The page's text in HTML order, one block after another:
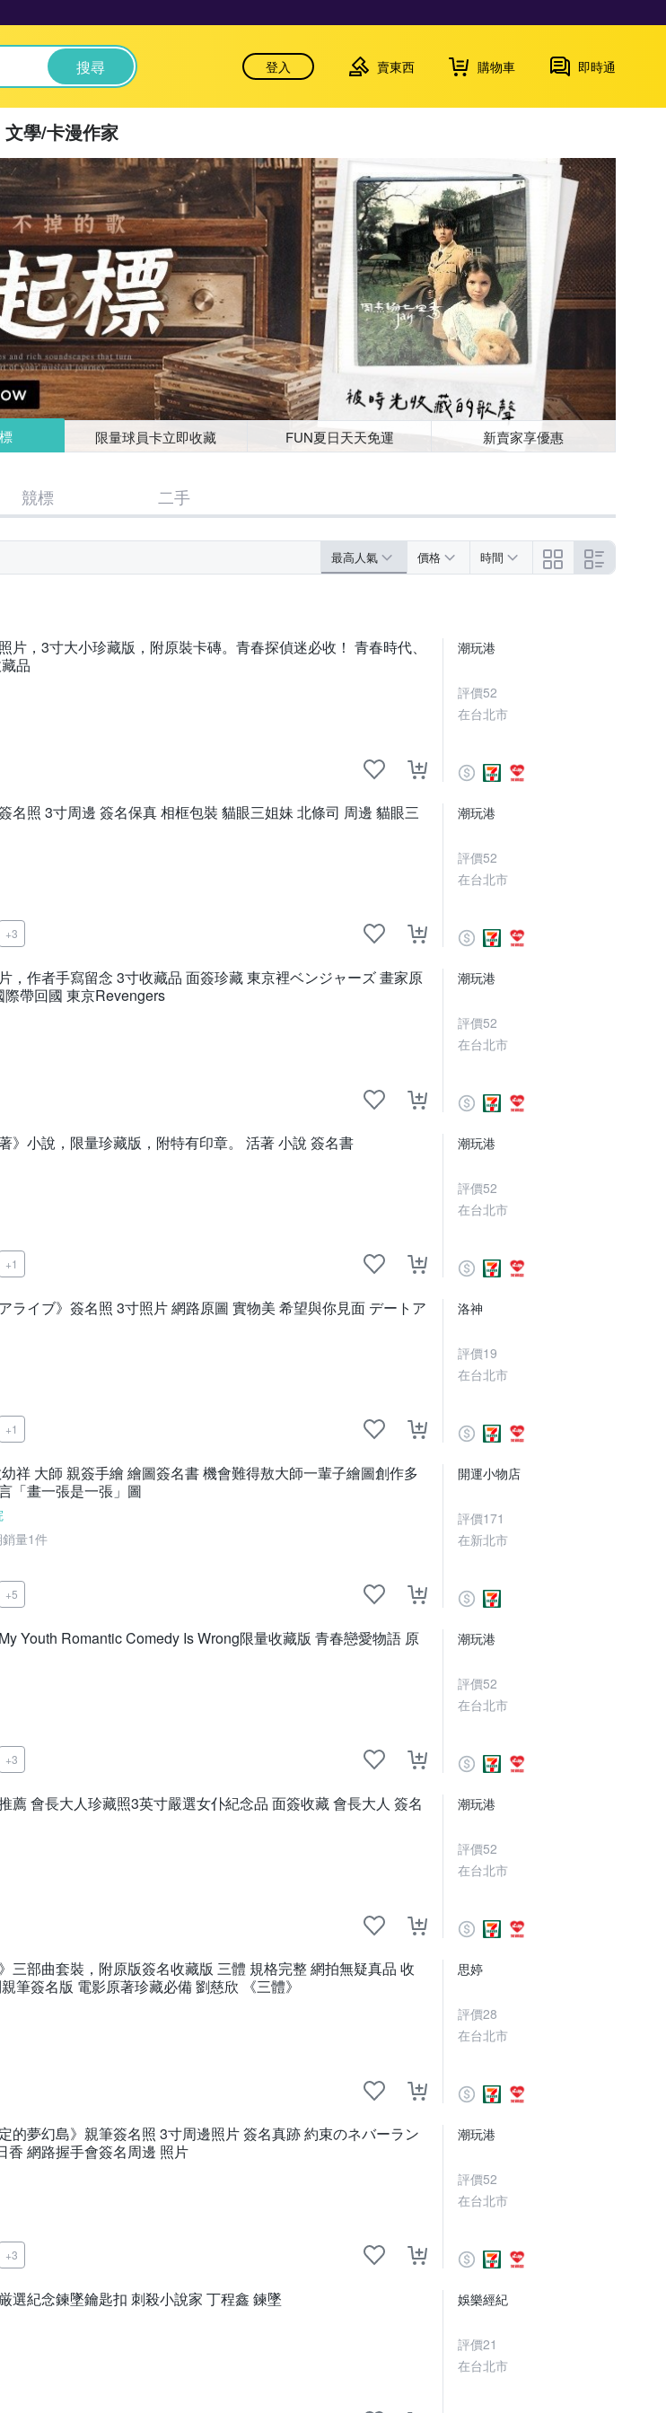
搜尋 登入 賣東西 購物車 即時通
文學/卡漫作家
限量球員卡立即收藏 FUN夏日天天免運 新賣家享優惠
競標 二手
最高人氣 價格 時間
片，3寸大小珍藏版，附原裝卡磚。青春探偵迷必收！ 青春時代、
品
潮玩港
評價52
在台北市
名照 3寸周邊 簽名保真 相框包裝 貓眼三姐妹 北條司 周邊 貓眼三
+3
潮玩港
評價52
在台北市
，作者手寫留念 3寸收藏品 面簽珍藏 東京裡ベンジャーズ 畫家原
帶回國 東京Revengers
潮玩港
評價52
在台北市
》小說，限量珍藏版，附特有印章。 活著 小說 簽名書
+1
潮玩港
評價52
在台北市
ライブ》簽名照 3寸照片 網路原圖 實物美 希望與你見面 デートア
+1
洛神
評價19
在台北市
祥 大師 親簽手繪 繪圖簽名書 機會難得敖大師一輩子繪圖創作多
「畫一張是一張」圖
量1件
+5
開運小物店
評價171
在新北市
Youth Romantic Comedy Is Wrong限量收藏版 青春戀愛物語 原
+3
潮玩港
評價52
在台北市
薦 會長大人珍藏照3英寸嚴選女仆紀念品 面簽收藏 會長大人 簽名
潮玩港
評價52
在台北市
三部曲套裝，附原版簽名收藏版 三體 規格完整 網拍無疑真品 收
筆簽名版 電影原著珍藏必備 劉慈欣 《三體》
思婷
評價28
在台北市
的夢幻島》親筆簽名照 3寸周邊照片 簽名真跡 約束のネバーラン
香 網路握手會簽名周邊 照片
+3
潮玩港
評價52
在台北市
選紀念鍊墜鑰匙扣 刺殺小說家 丁程鑫 鍊墜 娛樂經紀
評價21
在台北市